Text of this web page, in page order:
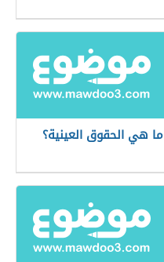
ما هي الحقوق العينية؟